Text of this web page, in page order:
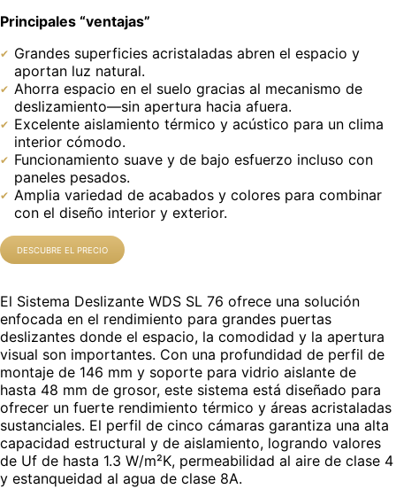
Principales “ventajas”
Grandes superficies acristaladas abren el espacio y
aportan luz natural.
Ahorra espacio en el suelo gracias al mecanismo de
deslizamiento—sin apertura hacia afuera.
Excelente aislamiento térmico y acústico para un clima
interior cómodo.
Funcionamiento suave y de bajo esfuerzo incluso con
paneles pesados.
Amplia variedad de acabados y colores para combinar
con el diseño interior y exterior.
DESCUBRE EL PRECIO
El Sistema Deslizante WDS SL 76 ofrece una solución
enfocada en el rendimiento para grandes puertas
deslizantes donde el espacio, la comodidad y la apertura
visual son importantes. Con una profundidad de perfil de
montaje de 146 mm y soporte para vidrio aislante de
hasta 48 mm de grosor, este sistema está diseñado para
ofrecer un fuerte rendimiento térmico y áreas acristaladas
sustanciales. El perfil de cinco cámaras garantiza una alta
capacidad estructural y de aislamiento, logrando valores
de Uf de hasta 1.3 W/m²K, permeabilidad al aire de clase 4
y estanqueidad al agua de clase 8A.